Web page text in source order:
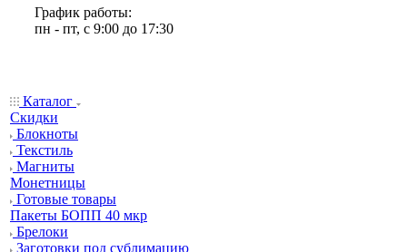
График работы:
пн - пт, с 9:00 до 17:30
Каталог
Скидки
Блокноты
Текстиль
Магниты
Монетницы
Готовые товары
Пакеты БОПП 40 мкр
Брелоки
Заготовки под сублимацию